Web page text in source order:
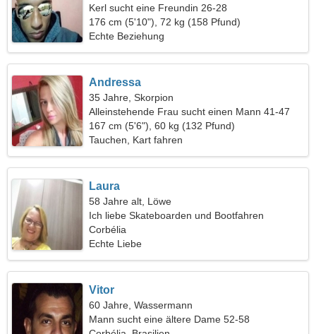
Kerl sucht eine Freundin 26-28
176 cm (5'10"), 72 kg (158 Pfund)
Echte Beziehung
Andressa
35 Jahre, Skorpion
Alleinstehende Frau sucht einen Mann 41-47
167 cm (5'6"), 60 kg (132 Pfund)
Tauchen, Kart fahren
Laura
58 Jahre alt, Löwe
Ich liebe Skateboarden und Bootfahren
Corbélia
Echte Liebe
Vitor
60 Jahre, Wassermann
Mann sucht eine ältere Dame 52-58